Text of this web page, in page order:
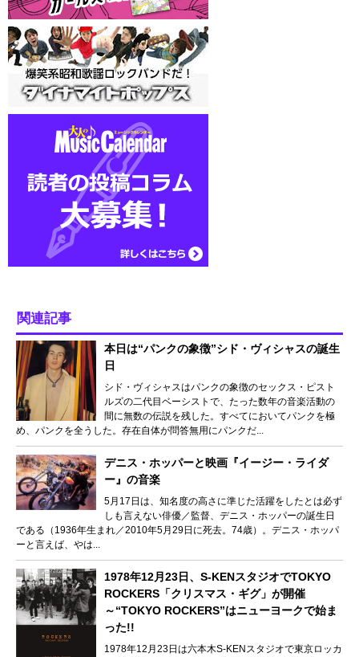
関連記事
本日は“パンクの象徴”シド・ヴィシャスの誕生
日
シド・ヴィシャスはパンクの象徴のセックス・ピスト
ルズの二代目ベーシストで、たった数年の音楽活動の
間に無数の伝説を残した。すべてにおいてパンクを極
め、パンクを全うした。存在自体が問答無用にパンクだ...
デニス・ホッパーと映画『イージー・ライダ
ー』の音楽
5月17日は、知名度の高さに準じた活躍をしたとは必ず
しも言えない俳優／監督、デニス・ホッパーの誕生日
である（1936年生まれ／2010年5月29日に死去。74歳）。デニス・ホッパ
ーと言えば、やは...
1978年12月23日、S-KENスタジオでTOKYO
ROCKERS「クリスマス・ギグ」が開催
～“TOKYO ROCKERS”はニューヨークで始ま
った!!
1978年12月23日は六本木S-KENスタジオで東京ロッカ